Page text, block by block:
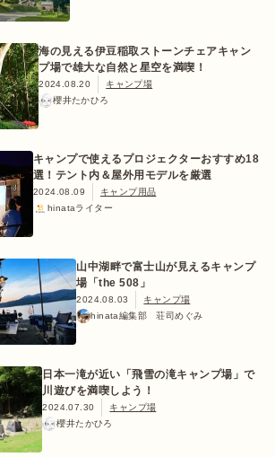
海の見える伊豆稲取ストーンチェアキャン
プ場で雄大な自然と星空を満喫！
2024.08.20
キャンプ場
櫻井たかひろ
キャンプで使えるプロジェクターおすすめ18
選！テント内＆屋外用モデルを厳選
2024.08.09
キャンプ用品
hinataライター
山中湖畔で富士山が見えるキャンプ
場「the 508」
2024.08.03
キャンプ場
hinata編集部 荘司めぐみ
日本一滝が近い「飛雪の滝キャンプ場」で
川遊びを満喫しよう！
2024.07.30
キャンプ場
櫻井たかひろ